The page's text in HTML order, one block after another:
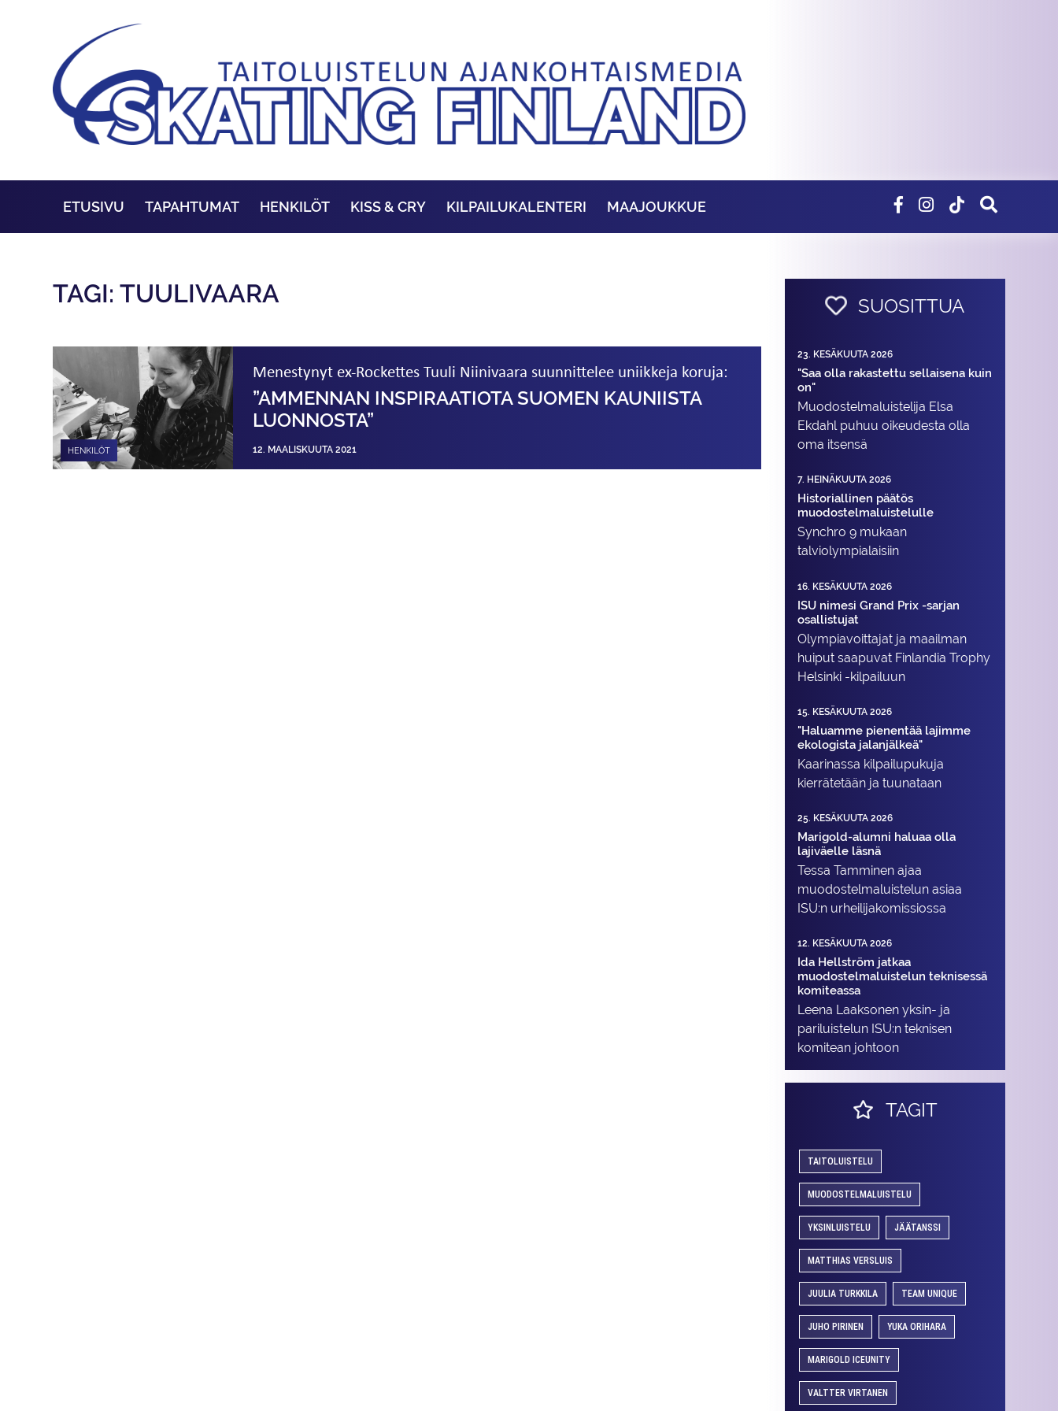
ETUSIVU TAPAHTUMAT HENKILÖT KISS & CRY KILPAILUKALENTERI MAAJOUKKUE
TAGI: TUULIVAARA
HENKILÖT
Menestynyt ex-Rockettes Tuuli Niinivaara suunnittelee uniikkeja koruja:
”AMMENNAN INSPIRAATIOTA SUOMEN KAUNIISTA
LUONNOSTA”
12. MAALISKUUTA 2021
SUOSITTUA
23. KESÄKUUTA 2026
"Saa olla rakastettu sellaisena kuin
on"
Muodostelma­luistelija Elsa
Ekdahl puhuu oikeudesta olla
oma itsensä
7. HEINÄKUUTA 2026
Historiallinen päätös
muodostelmaluistelulle
Synchro 9 mukaan
talviolympialaisiin
16. KESÄKUUTA 2026
ISU nimesi Grand Prix -sarjan
osallistujat
Olympiavoittajat ja maailman
huiput saapuvat Finlandia Trophy
Helsinki -kilpailuun
15. KESÄKUUTA 2026
"Haluamme pienentää lajimme
ekologista jalanjälkeä"
Kaarinassa kilpailupukuja
kierrätetään ja tuunataan
25. KESÄKUUTA 2026
Marigold-alumni haluaa olla
lajiväelle läsnä
Tessa Tamminen ajaa
muodostelma­luistelun asiaa
ISU:n urheilija­komissiossa
12. KESÄKUUTA 2026
Ida Hellström jatkaa
muodostelmaluistelun teknisessä
komiteassa
Leena Laaksonen yksin- ja
pariluistelun ISU:n teknisen
komitean johtoon
TAGIT
TAITOLUISTELU
MUODOSTELMALUISTELU
YKSINLUISTELU JÄÄTANSSI
MATTHIAS VERSLUIS
JUULIA TURKKILA TEAM UNIQUE
JUHO PIRINEN YUKA ORIHARA
MARIGOLD ICEUNITY
VALTTER VIRTANEN